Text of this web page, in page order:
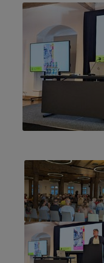
Show larger
Show larger